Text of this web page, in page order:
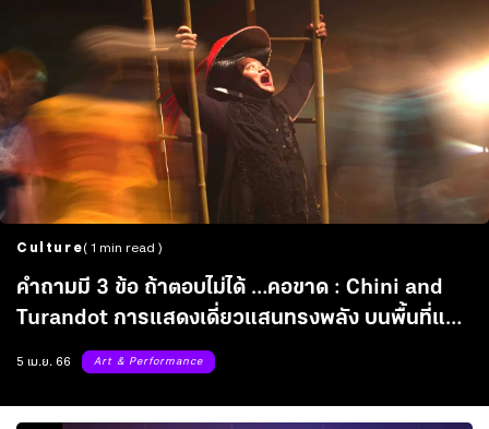
Culture( 1 min read )
คำถามมี 3 ข้อ ถ้าตอบไม่ได้ …คอขาด : Chini and
Turandot การแสดงเดี่ยวแสนทรงพลัง บนพื้นที่แห่ง
ความทรงจำอายุร้อยปี
5 เม.ย. 66 Art & Performance